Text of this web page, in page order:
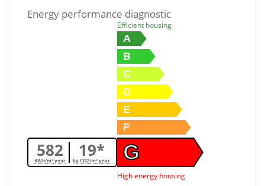
Energy performance diagnostic
582
KWh/m².year 19*
kg CO2/m².year
Efficient housing
A
B
C
D
E
F
G
High energy housing